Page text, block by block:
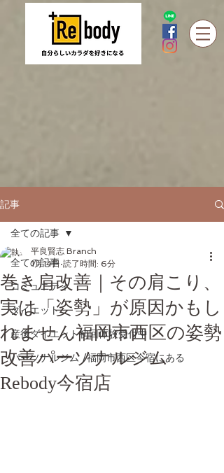
記事
全ての記事
コミュニティ
ダイエット
産後ダイエット初回体験受付中
パーソナルジム /福岡市西区今宿にある
全ての記事
巻き肩改善｜その肩こり、
実は「姿勢」が原因かもし
れません福岡市西区の姿勢
改善パーソナルジム
Rebody今宿店
平良賢志 Branch
1月14日 読了時間: 6分